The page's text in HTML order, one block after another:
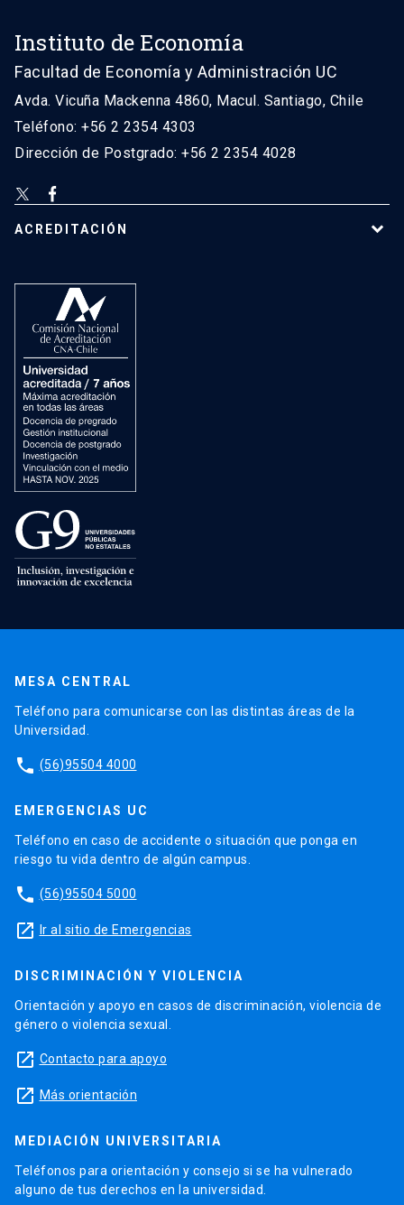
Instituto de Economía
Facultad de Economía y Administración UC
Avda. Vicuña Mackenna 4860, Macul. Santiago, Chile
Teléfono: +56 2 2354 4303
Dirección de Postgrado: +56 2 2354 4028
ACREDITACIÓN
MESA CENTRAL
Teléfono para comunicarse con las distintas áreas de la
Universidad.
phone (56)95504 4000
EMERGENCIAS UC
Teléfono en caso de accidente o situación que ponga en
riesgo tu vida dentro de algún campus.
phone (56)95504 5000
launch Ir al sitio de Emergencias
DISCRIMINACIÓN Y VIOLENCIA
Orientación y apoyo en casos de discriminación, violencia de
género o violencia sexual.
launch Contacto para apoyo
launch Más orientación
MEDIACIÓN UNIVERSITARIA
Teléfonos para orientación y consejo si se ha vulnerado
alguno de tus derechos en la universidad.